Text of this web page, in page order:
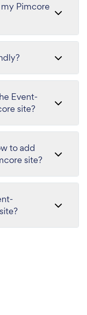
Pimcore
Event-
site?
to add
site?